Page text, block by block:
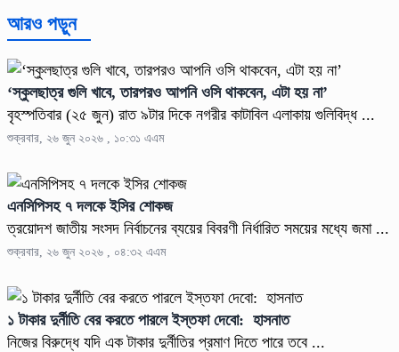
আরও পড়ুন
‘স্কুলছাত্র গুলি খাবে, তারপরও আপনি ওসি থাকবেন, এটা হয় না’
বৃহস্পতিবার (২৫ জুন) রাত ৯টার দিকে নগরীর কাটাবিল এলাকায় গুলিবিদ্ধ ...
শুক্রবার, ২৬ জুন ২০২৬ , ১০:৩১ এএম
এনসিপিসহ ৭ দলকে ইসির শোকজ
ত্রয়োদশ জাতীয় সংসদ নির্বাচনের ব্যয়ের বিবরণী নির্ধারিত সময়ের মধ্যে জমা ...
শুক্রবার, ২৬ জুন ২০২৬ , ০৪:৩২ এএম
১ টাকার দুর্নীতি বের করতে পারলে ইস্তফা দেবো: হাসনাত
নিজের বিরুদ্ধে যদি এক টাকার দুর্নীতির প্রমাণ দিতে পারে তবে ...